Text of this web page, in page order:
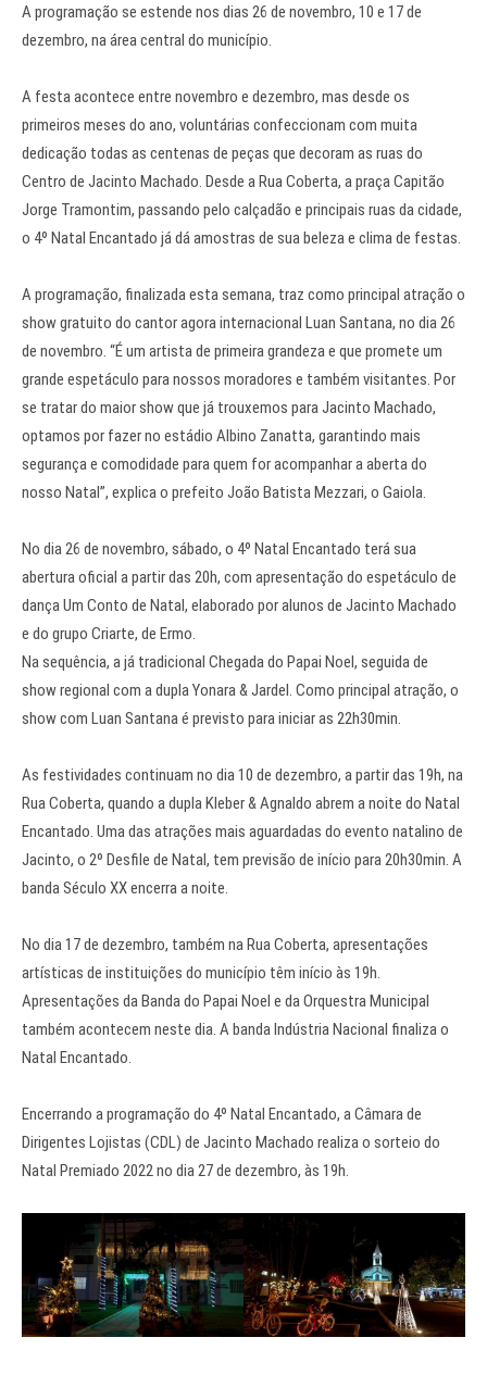
A programação se estende nos dias 26 de novembro, 10 e 17 de
dezembro, na área central do município.
A festa acontece entre novembro e dezembro, mas desde os
primeiros meses do ano, voluntárias confeccionam com muita
dedicação todas as centenas de peças que decoram as ruas do
Centro de Jacinto Machado. Desde a Rua Coberta, a praça Capitão
Jorge Tramontim, passando pelo calçadão e principais ruas da cidade,
o 4º Natal Encantado já dá amostras de sua beleza e clima de festas.
A programação, finalizada esta semana, traz como principal atração o
show gratuito do cantor agora internacional Luan Santana, no dia 26
de novembro. “É um artista de primeira grandeza e que promete um
grande espetáculo para nossos moradores e também visitantes. Por
se tratar do maior show que já trouxemos para Jacinto Machado,
optamos por fazer no estádio Albino Zanatta, garantindo mais
segurança e comodidade para quem for acompanhar a aberta do
nosso Natal”, explica o prefeito João Batista Mezzari, o Gaiola.
No dia 26 de novembro, sábado, o 4º Natal Encantado terá sua
abertura oficial a partir das 20h, com apresentação do espetáculo de
dança Um Conto de Natal, elaborado por alunos de Jacinto Machado
e do grupo Criarte, de Ermo.
Na sequência, a já tradicional Chegada do Papai Noel, seguida de
show regional com a dupla Yonara & Jardel. Como principal atração, o
show com Luan Santana é previsto para iniciar as 22h30min.
As festividades continuam no dia 10 de dezembro, a partir das 19h, na
Rua Coberta, quando a dupla Kleber & Agnaldo abrem a noite do Natal
Encantado. Uma das atrações mais aguardadas do evento natalino de
Jacinto, o 2º Desfile de Natal, tem previsão de início para 20h30min. A
banda Século XX encerra a noite.
No dia 17 de dezembro, também na Rua Coberta, apresentações
artísticas de instituições do município têm início às 19h.
Apresentações da Banda do Papai Noel e da Orquestra Municipal
também acontecem neste dia. A banda Indústria Nacional finaliza o
Natal Encantado.
Encerrando a programação do 4º Natal Encantado, a Câmara de
Dirigentes Lojistas (CDL) de Jacinto Machado realiza o sorteio do
Natal Premiado 2022 no dia 27 de dezembro, às 19h.